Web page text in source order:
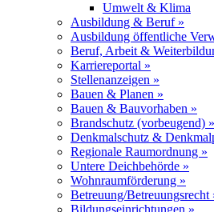
Umwelt & Klima
Ausbildung & Beruf »
Ausbildung öffentliche
Beruf, Arbeit &
Karriereportal »
Stellenanzeigen »
Bauen & Planen »
Bauen & Bauvorhaben »
Brandschutz (vorbeugend) »
Denkmalschutz &
Regionale Raumordnung »
Untere Deichbehörde »
Wohnraumförderung »
Betreuung/Betreuungsrecht
Bildungseinrichtungen »